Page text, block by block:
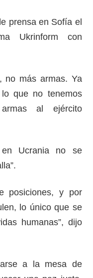
prensa en Sofía el
Ukrinform con
no más armas. Ya
que no tenemos
al ejército
Ucrania no se
posiciones, y por
lo único que se
humanas”, dijo
a la mesa de